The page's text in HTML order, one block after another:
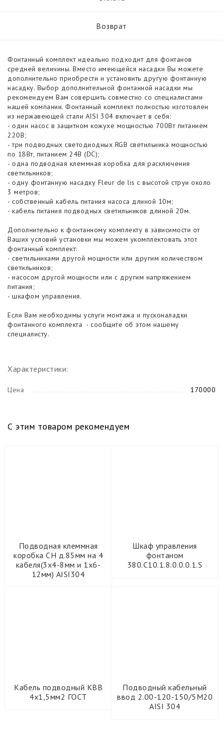
Возврат
Фонтанный комплект идеально подходит для фонтанов
средней величины. Вместо имеющейся насадки Вы можете
дополнительно приобрести и установить другую фонтанную
насадку. Выбор дополнительной фонтанной насадки мы
рекомендуем Вам совершить совместно со специалистами
нашей компании. Фонтанный комплект полностью изготовлен
из нержавеющей стали AISI 304 включает в себя:
- один насос в защитном кожухе мощностью 700Вт питанием
220В;
- три подводных светодиодных RGB светильника мощностью
по 18Вт, питанием 24В (DC);
- одна подводная клеммная коробка для расключения
светильников;
- одну фонтанную насадку Fleur de lis с высотой струи около
3 метров;
- собственный кабель питания насоса длиной 10м;
- кабель питания подводных светильников длиной 20м.
Дополнительно к фонтанному комплекту в зависимости от
Ваших условий установки мы можем укомплектовать этот
фонтанный комплект:
- светильниками другой мощности или другим количеством
светильников;
- насосом другой мощности или с другим напряжением
питания;
- шкафом управления.
Если Вам необходимы услуги монтажа и пусконаладки
фонтанного комплекта - сообщите об этом нашему
специалисту.
Характеристики:
Цена 170000
С этим товаром рекомендуем
Подводная клеммная
коробка CH д.85мм на 4
кабеля(3х4-8мм и 1х6-
12мм) AISI304
Шкаф управления
фонтаном
380.С10.1.8.0.0.0.1.S
Кабель подводный КВВ
4х1,5мм2 ГОСТ
Подводный кабельный
ввод 2.00-120-150/5М20
AISI 304